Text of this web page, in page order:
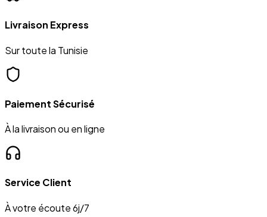
Livraison Express
Sur toute la Tunisie
Paiement Sécurisé
À la livraison ou en ligne
Service Client
À votre écoute 6j/7